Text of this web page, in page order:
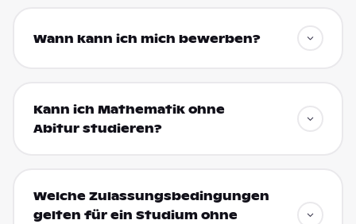
Wann kann ich mich bewerben?
Kann ich Mathematik ohne
Abitur studieren?
Welche Zulassungsbedingungen
gelten für ein Studium ohne